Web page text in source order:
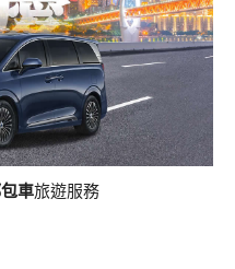
車旅遊服務